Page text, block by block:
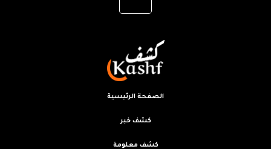
الصفحة الرئيسية
كشف خبر
كشف معلومة